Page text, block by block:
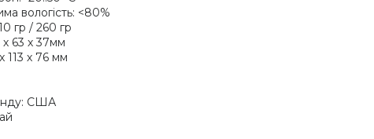
вологість: <80%
гр / 260 гр
63 х 37мм
113 х 76 мм
США